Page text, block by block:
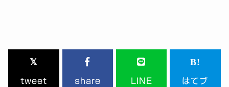
tweet share LINE はてブ